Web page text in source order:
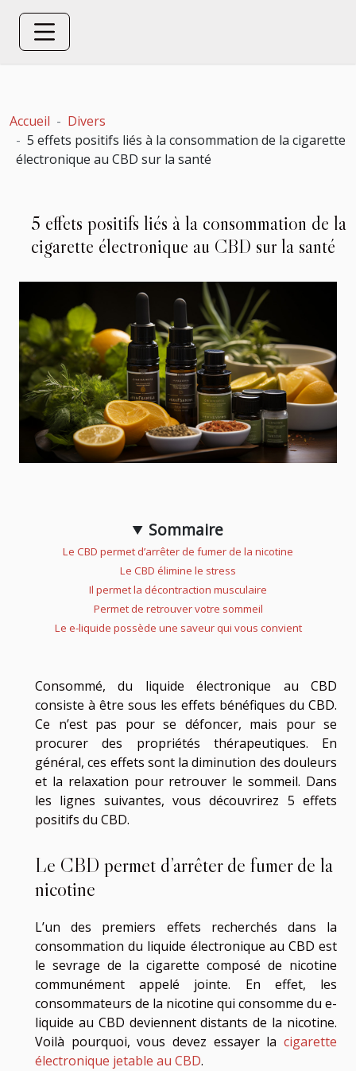
Accueil
Divers
5 effets positifs liés à la consommation de la cigarette
électronique au CBD sur la santé
5 effets positifs liés à la consommation de la
cigarette électronique au CBD sur la santé
Sommaire
Le CBD permet d’arrêter de fumer de la nicotine
Le CBD élimine le stress
Il permet la décontraction musculaire
Permet de retrouver votre sommeil
Le e-liquide possède une saveur qui vous convient
Consommé, du liquide électronique au CBD
consiste à être sous les effets bénéfiques du CBD.
Ce n’est pas pour se défoncer, mais pour se
procurer des propriétés thérapeutiques. En
général, ces effets sont la diminution des douleurs
et la relaxation pour retrouver le sommeil. Dans
les lignes suivantes, vous découvrirez 5 effets
positifs du CBD.
Le CBD permet d’arrêter de fumer de la
nicotine
L’un des premiers effets recherchés dans la
consommation du liquide électronique au CBD est
le sevrage de la cigarette composé de nicotine
communément appelé jointe. En effet, les
consommateurs de la nicotine qui consomme du e-
liquide au CBD deviennent distants de la nicotine.
Voilà pourquoi, vous devez essayer la cigarette
électronique jetable au CBD.